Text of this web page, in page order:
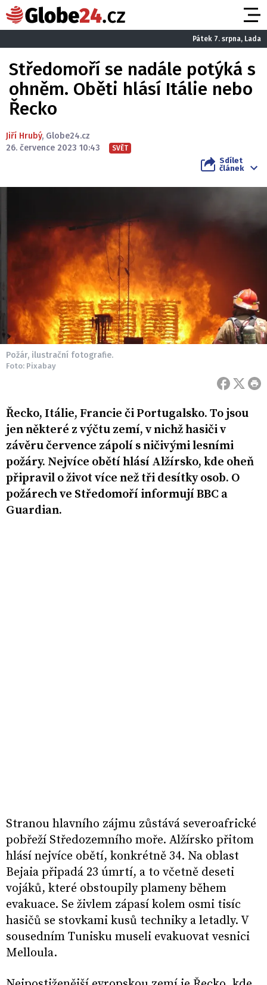
Pátek 7. srpna, Lada
Středomoří se nadále potýká s
ohněm. Oběti hlásí Itálie nebo
Řecko
Jiří Hrubý, Globe24.cz
26. července 2023 10:43
SVĚT
Sdílet
článek
Požár, ilustrační fotografie.
Foto: Pixabay
Řecko, Itálie, Francie či Portugalsko. To jsou
jen některé z výčtu zemí, v nichž hasiči v
závěru července zápolí s ničivými lesními
požáry. Nejvíce obětí hlásí Alžírsko, kde oheň
připravil o život více než tři desítky osob. O
požárech ve Středomoří informují BBC a
Guardian.
Stranou hlavního zájmu zůstává severoafrické
pobřeží Středozemního moře. Alžírsko přitom
hlásí nejvíce obětí, konkrétně 34. Na oblast
Bejaia připadá 23 úmrtí, a to včetně deseti
vojáků, které obstoupily plameny během
evakuace. Se živlem zápasí kolem osmi tisíc
hasičů se stovkami kusů techniky a letadly. V
sousedním Tunisku museli evakuovat vesnici
Melloula.